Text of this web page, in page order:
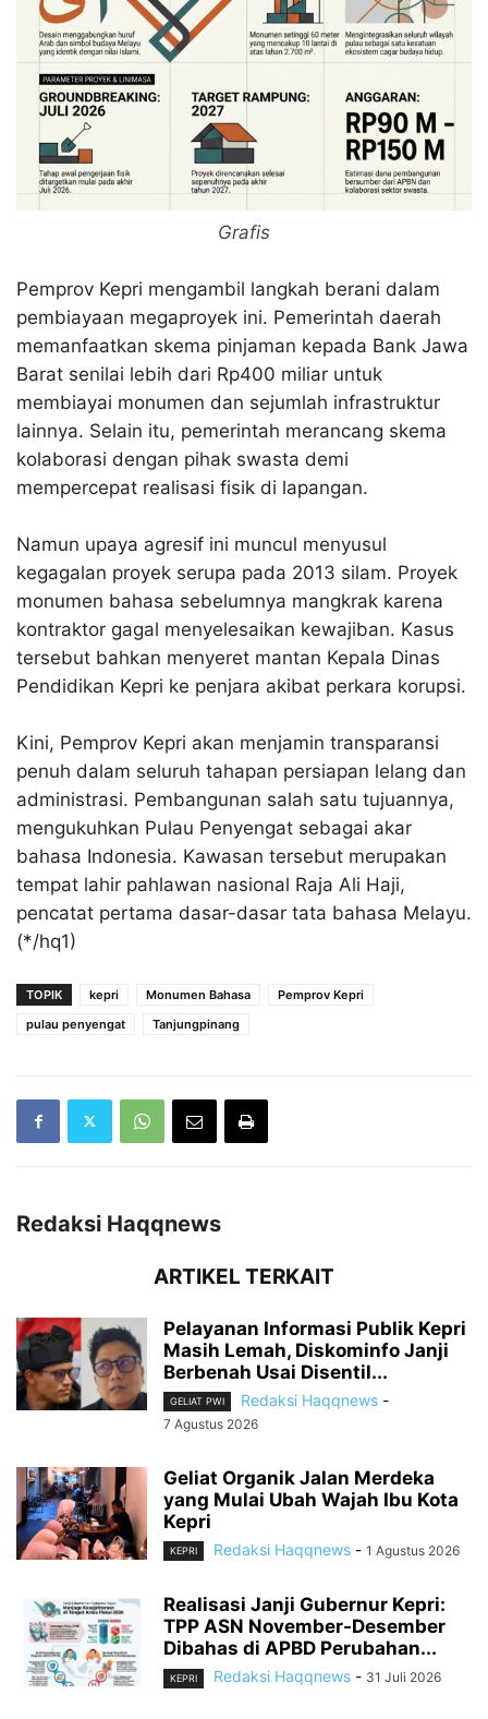
Grafis
Pemprov Kepri mengambil langkah berani dalam
pembiayaan megaproyek ini. Pemerintah daerah
memanfaatkan skema pinjaman kepada Bank Jawa
Barat senilai lebih dari Rp400 miliar untuk
membiayai monumen dan sejumlah infrastruktur
lainnya. Selain itu, pemerintah merancang skema
kolaborasi dengan pihak swasta demi
mempercepat realisasi fisik di lapangan.
Namun upaya agresif ini muncul menyusul
kegagalan proyek serupa pada 2013 silam. Proyek
monumen bahasa sebelumnya mangkrak karena
kontraktor gagal menyelesaikan kewajiban. Kasus
tersebut bahkan menyeret mantan Kepala Dinas
Pendidikan Kepri ke penjara akibat perkara korupsi.
Kini, Pemprov Kepri akan menjamin transparansi
penuh dalam seluruh tahapan persiapan lelang dan
administrasi. Pembangunan salah satu tujuannya,
mengukuhkan Pulau Penyengat sebagai akar
bahasa Indonesia. Kawasan tersebut merupakan
tempat lahir pahlawan nasional Raja Ali Haji,
pencatat pertama dasar-dasar tata bahasa Melayu.
(*/hq1)
TOPIK kepri Monumen Bahasa
Pemprov Kepri
pulau penyengat
Tanjungpinang
Redaksi Haqqnews
ARTIKEL TERKAIT
Pelayanan Informasi Publik Kepri
Masih Lemah, Diskominfo Janji
Berbenah Usai Disentil...
GELIAT PWI Redaksi Haqqnews -
7 Agustus 2026
Geliat Organik Jalan Merdeka
yang Mulai Ubah Wajah Ibu Kota
Kepri
KEPRI Redaksi Haqqnews - 1 Agustus 2026
Realisasi Janji Gubernur Kepri:
TPP ASN November-Desember
Dibahas di APBD Perubahan...
KEPRI Redaksi Haqqnews - 31 Juli 2026